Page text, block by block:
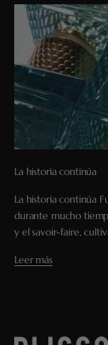
La historia continúa
La historia continúa
durante mucho
y el savoir-faire,
Leer más